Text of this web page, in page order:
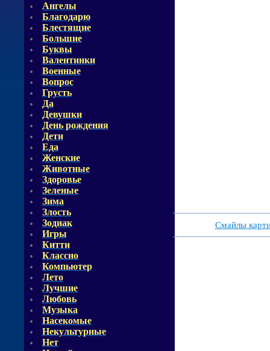
Ангелы
Благодарю
Блестящие
Большие
Буквы
Валентинки
Военные
Вопрос
Грусть
Да
Девушки
День рождения
Дети
Еда
Женские
Животные
Здоровье
Зеленые
Зима
Злость
Зодиак
Игры
Китти
Классно
Компьютер
Лето
Лучшие
Любовь
Музыка
Насекомые
Некультурные
Нет
Смайлы